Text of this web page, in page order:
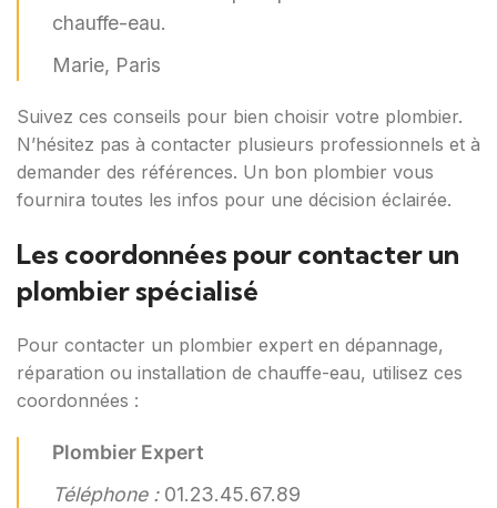
chauffe-eau.
Marie, Paris
Suivez ces conseils pour bien choisir votre plombier.
N’hésitez pas à contacter plusieurs professionnels et à
demander des références. Un bon plombier vous
fournira toutes les infos pour une décision éclairée.
Les coordonnées pour contacter un
plombier spécialisé
Pour contacter un plombier expert en dépannage,
réparation ou installation de chauffe-eau, utilisez ces
coordonnées :
Plombier Expert
Téléphone :01.23.45.67.89